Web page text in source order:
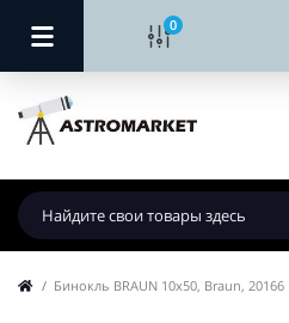
0
Бинокль BRAUN 10х50, Braun, 20166